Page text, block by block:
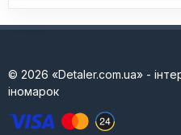
© 2026 «Detaler.com.ua» -
іномарок